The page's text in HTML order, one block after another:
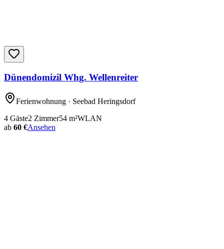
Dünendomizil Whg. Wellenreiter
Ferienwohnung · Seebad Heringsdorf
4 Gäste2 Zimmer54 m²WLAN
ab 60 €Ansehen